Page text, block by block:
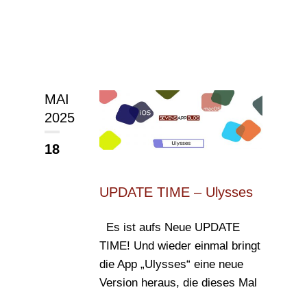
MAI
2025
18
UPDATE TIME – Ulysses
Es ist aufs Neue UPDATE
TIME! Und wieder einmal bringt
die App „Ulysses“ eine neue
Version heraus, die dieses Mal